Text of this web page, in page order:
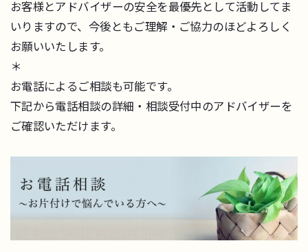
お客様とアドバイザーの安全を最優先として活動してま
いりますので、今後ともご理解・ご協力のほどよろしく
お願いいたします。
＊
お電話によるご相談も可能です。
下記から電話相談の詳細・相談受付中のアドバイザーを
ご確認いただけます。